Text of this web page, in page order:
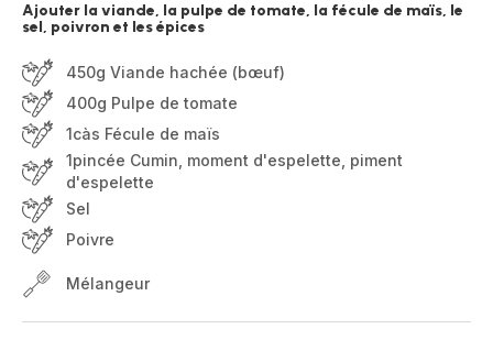
Ajouter la viande, la pulpe de tomate, la fécule de maïs, le
sel, poivron et les épices
450g Viande hachée (bœuf)
400g Pulpe de tomate
1càs Fécule de maïs
1pincée Cumin, moment d'espelette, piment
d'espelette
Sel
Poivre
Mélangeur